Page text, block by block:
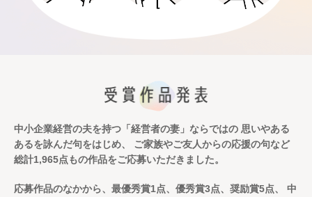
中小企業経営の夫を持つ「経営者の妻」ならではの 思いやある
あるを詠んだ句をはじめ、
ご家族やご友人からの応援の句など
総計1,965点もの作品をご応募いただきました。
応募作品のなかから、最優秀賞1点、優秀賞3点、奨励賞5点、
中